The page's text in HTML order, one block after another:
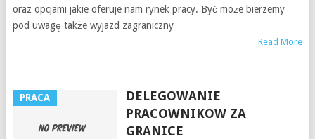
oraz opcjami jakie oferuje nam rynek pracy. Być może bierzemy
pod uwagę także wyjazd zagraniczny
Read More
PRACA
DELEGOWANIE
PRACOWNIKOW ZA
GRANICE